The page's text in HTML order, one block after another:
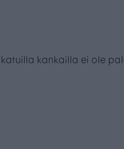
kankailla ei ole